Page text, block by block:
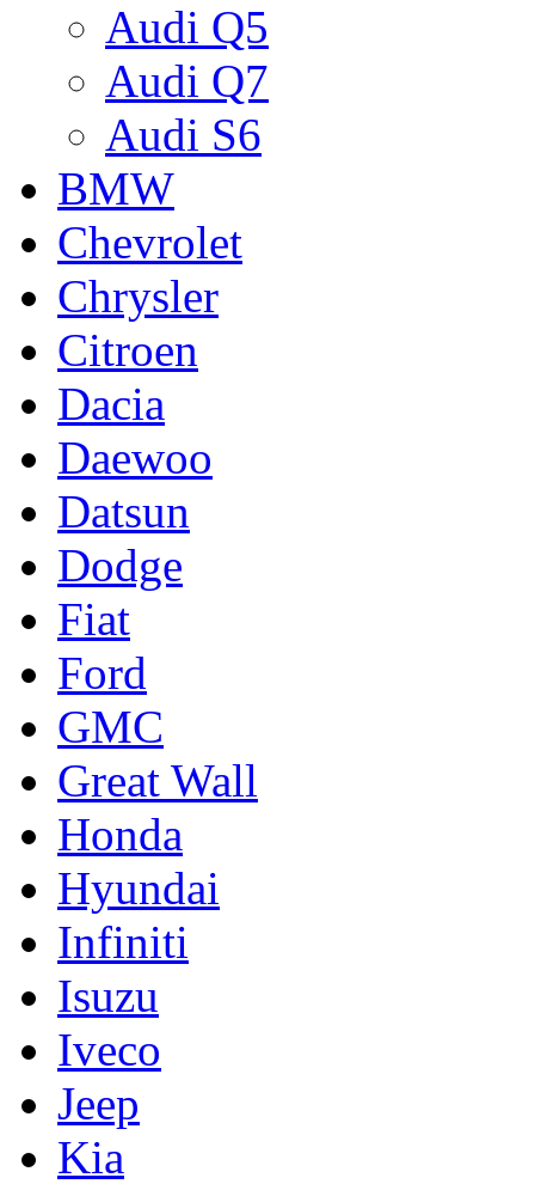
Audi Q5
Audi Q7
Audi S6
BMW
Chevrolet
Chrysler
Citroen
Dacia
Daewoo
Datsun
Dodge
Fiat
Ford
GMC
Great Wall
Honda
Hyundai
Infiniti
Isuzu
Iveco
Jeep
Kia